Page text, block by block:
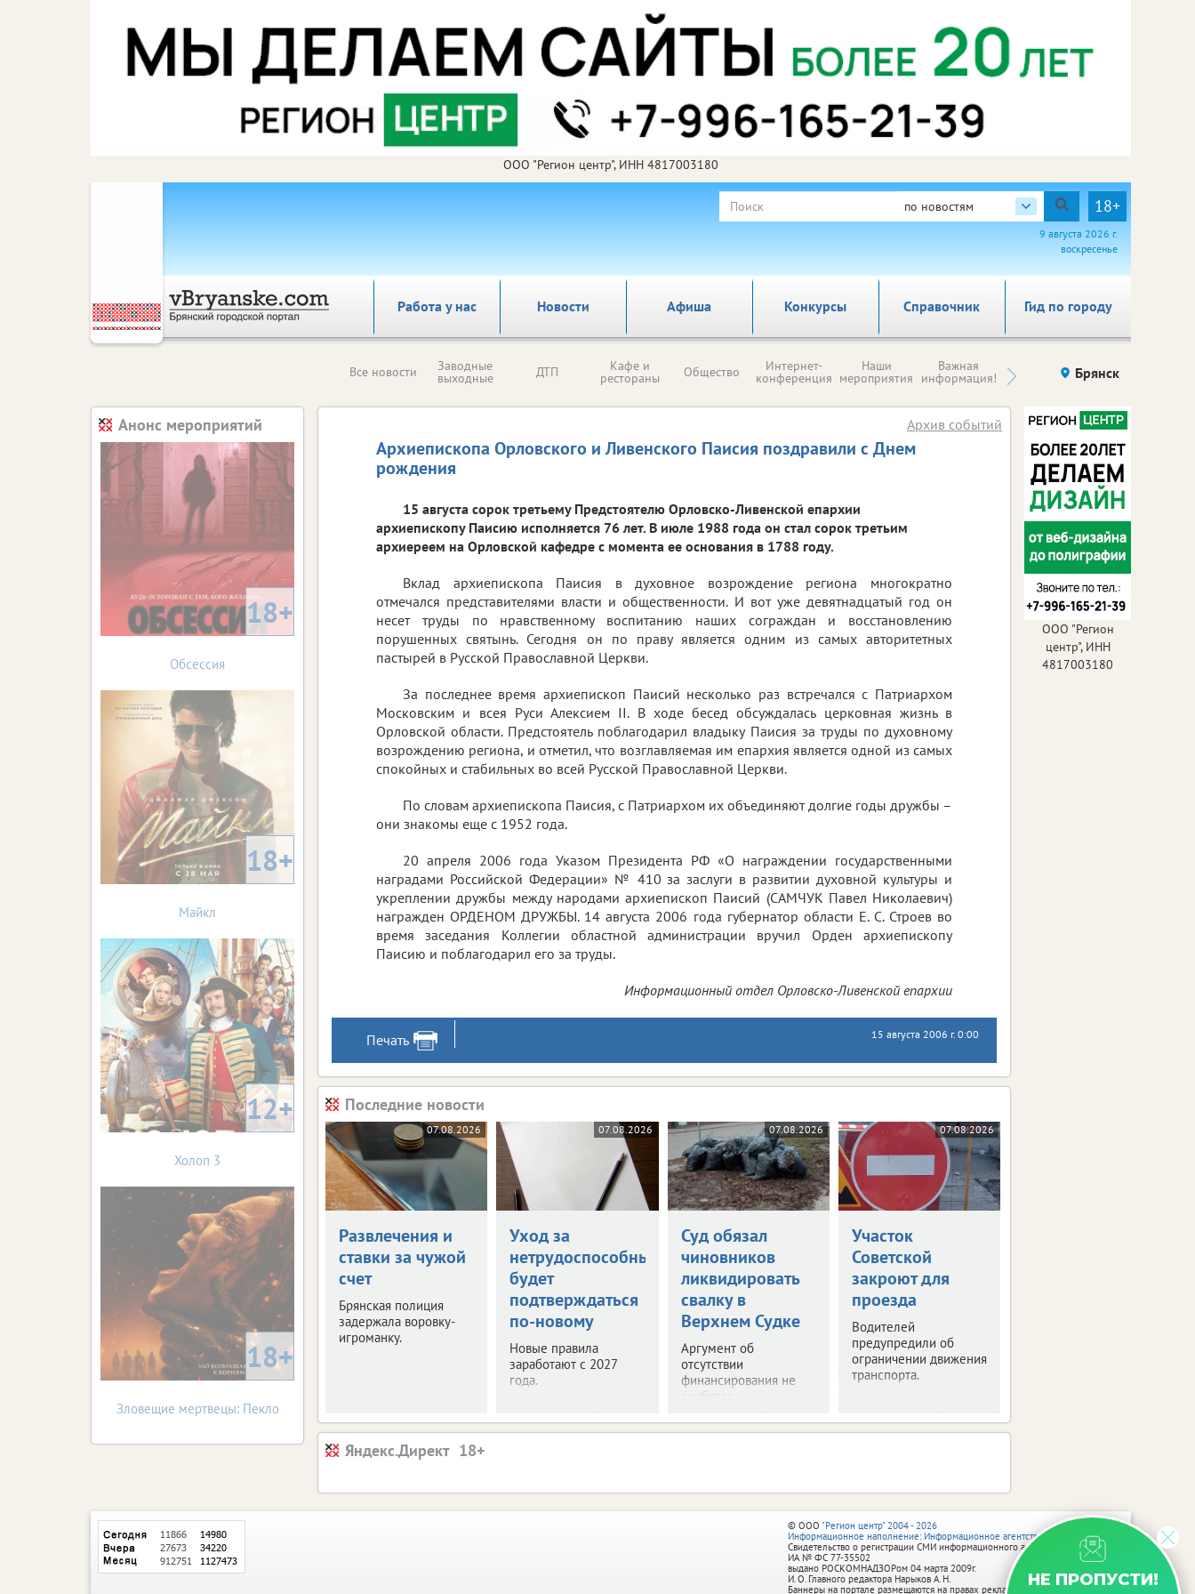
ООО "Регион центр", ИНН 4817003180
по новостям 18+
9 августа 2026 г.
воскресенье
Работа у нас Новости Афиша Справочник Гид по городу
Конкурсы
Все новости Заводные
выходные ДТП Кафе и
рестораны Общество Интернет-
конференция
Наши
мероприятия
Важная
информация! Происшествия Здоровье
Брянск
Архиепископа Орловского и Ливенского Паисия поздравили с Днем
рождения
Архив событий
15 августа сорок третьему Предстоятелю Орловско-Ливенской епархии
архиепископу Паисию исполняется 76 лет. В июле 1988 года он стал сорок третьим
архиереем на Орловской кафедре с момента ее основания в 1788 году.
Вклад архиепископа Паисия в духовное возрождение региона многократно
отмечался представителями власти и общественности. И вот уже девятнадцатый год он
несет труды по нравственному воспитанию наших сограждан и восстановлению
порушенных святынь. Сегодня он по праву является одним из самых авторитетных
пастырей в Русской Православной Церкви.
За последнее время архиепископ Паисий несколько раз встречался с Патриархом
Московским и всея Руси Алексием II. В ходе бесед обсуждалась церковная жизнь в
Орловской области. Предстоятель поблагодарил владыку Паисия за труды по духовному
возрождению региона, и отметил, что возглавляемая им епархия является одной из самых
спокойных и стабильных во всей Русской Православной Церкви.
По словам архиепископа Паисия, с Патриархом их объединяют долгие годы дружбы –
они знакомы еще с 1952 года.
20 апреля 2006 года Указом Президента РФ «О награждении государственными
наградами Российской Федерации» № 410 за заслуги в развитии духовной культуры и
укреплении дружбы между народами архиепископ Паисий (САМЧУК Павел Николаевич)
награжден ОРДЕНОМ ДРУЖБЫ. 14 августа 2006 года губернатор области Е. С. Строев во
время заседания Коллегии областной администрации вручил Орден архиепископу
Паисию и поблагодарил его за труды.
Информационный отдел Орловско-Ливенской епархии
Печать 15 августа 2006 г. 0:00
Последние новости
07.08.2026
Развлечения и
ставки за чужой
счет
Брянская полиция
задержала воровку-
игроманку.
07.08.2026
Уход за
нетрудоспособными
будет
подтверждаться
по-новому
Новые правила
заработают с 2027
года.
07.08.2026
Суд обязал
чиновников
ликвидировать
свалку в
Верхнем Судке
Аргумент об
отсутствии
финансирования не
сработал.
07.08.2026
Участок
Советской
закроют для
проезда
Водителей
предупредили об
ограничении движения
транспорта.
Яндекс.Директ
Анонс мероприятий
18+
Обсессия
18+
Майкл
12+
Холоп 3
18+
Зловещие мертвецы: Пекло
ООО "Регион
центр", ИНН
4817003180
НЕ ПРОПУСТИ!
© ООО "Регион центр" 2004 - 2026
Информационное наполнение: Информационное агентство vRossii.ru
Свидетельство о регистрации СМИ информационного агентства vRossii.ru
ИА № ФС 77‑35502
выдано РОСКОМНАДЗОРом 04 марта 2009г.
И. О. Главного редактора Нарыков А. Н.
Баннеры на портале размещаются на правах рекламы.